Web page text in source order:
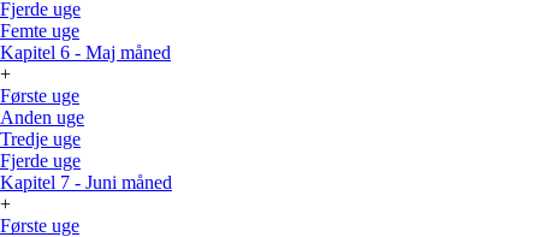
Fjerde uge
Femte uge
Kapitel 6 - Maj måned
+
Første uge
Anden uge
Tredje uge
Fjerde uge
Kapitel 7 - Juni måned
+
Første uge